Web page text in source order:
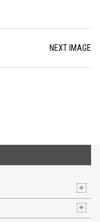
NEXT IMAGE